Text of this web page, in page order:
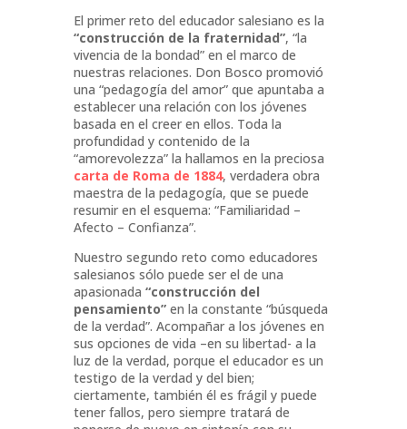
El primer reto del educador salesiano es la
“construcción de la fraternidad”, “la
vivencia de la bondad” en el marco de
nuestras relaciones. Don Bosco promovió
una “pedagogía del amor” que apuntaba a
establecer una relación con los jóvenes
basada en el creer en ellos. Toda la
profundidad y contenido de la
“amorevolezza” la hallamos en la preciosa
carta de Roma de 1884, verdadera obra
maestra de la pedagogía, que se puede
resumir en el esquema: “Familiaridad –
Afecto – Confianza”.
Nuestro segundo reto como educadores
salesianos sólo puede ser el de una
apasionada “construcción del
pensamiento”en la constante “búsqueda
de la verdad”. Acompañar a los jóvenes en
sus opciones de vida –en su libertad- a la
luz de la verdad, porque el educador es un
testigo de la verdad y del bien;
ciertamente, también él es frágil y puede
tener fallos, pero siempre tratará de